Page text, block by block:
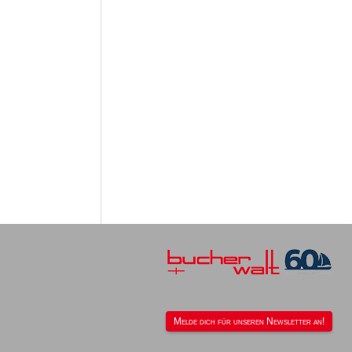
Melde dich für unseren Newsletter an!